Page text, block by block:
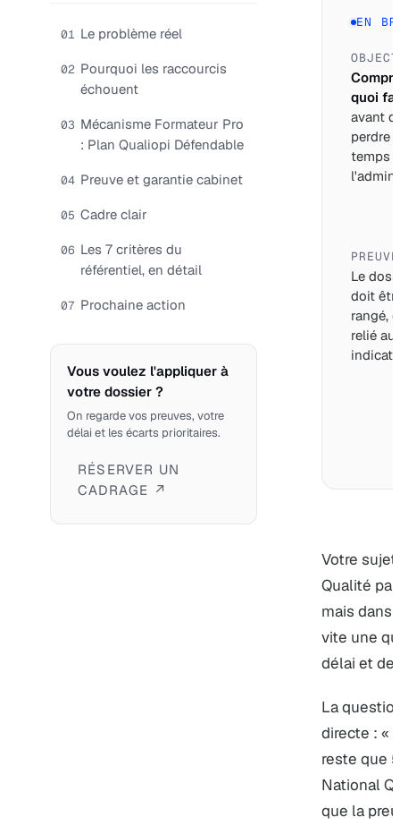
01 Le problème réel
02 Pourquoi les raccourcis
échouent
03 Mécanisme Formateur Pro
: Plan Qualiopi Défendable
04 Preuve et garantie cabinet
05 Cadre clair
06 Les 7 critères du
référentiel, en détail
07 Prochaine action
Vous voulez l'appliquer à
votre dossier ?
On regarde vos preuves, votre
délai et les écarts prioritaires.
RÉSERVER UN
CADRAGE ↗
EN
quoi
avant
perdre
temps
PREUVE
Le
doit
rangé,
relié
Votre
Qualité
mais dans
vite une
délai et de
La
directe : «
reste que
National
que la